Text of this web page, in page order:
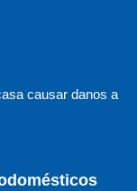
causar danos a